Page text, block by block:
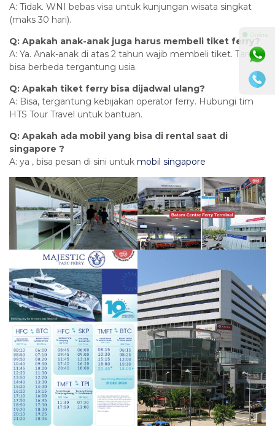
A: Tidak. WNI bebas visa untuk kunjungan wisata singkat
(maks 30 hari).
Q: Apakah anak-anak juga harus membeli tiket ferry?
A: Ya. Anak-anak di atas 2 tahun wajib membeli tiket. Tarif
bisa berbeda tergantung usia.
Q: Apakah tiket ferry bisa dijadwal ulang?
A: Bisa, tergantung kebijakan operator ferry. Hubungi tim
HTS Tour Travel untuk bantuan.
Q: Apakah ada mobil yang bisa di rental saat di
singapore ?
A: ya , bisa pesan di sini untuk mobil singapore
⚫ Online